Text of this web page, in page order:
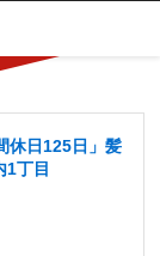
休日125日」髪
1丁目